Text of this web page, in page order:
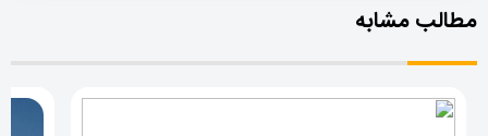
مطالب مشابه